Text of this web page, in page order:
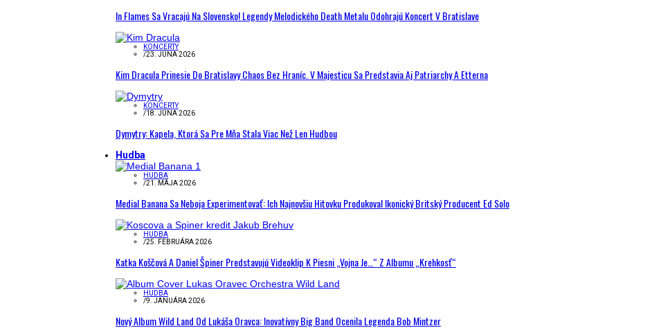
In Flames Sa Vracajú Na Slovensko! Legendy Melodického Death Metalu Odohrajú Koncert V Bratislave
KONCERTY
/23. JÚNA 2026
Kim Dracula Prinesie Do Bratislavy Chaos Bez Hraníc. V Majesticu Sa Predstavia Aj Patriarchy A Etterna
KONCERTY
/18. JÚNA 2026
Dymytry: Kapela, Ktorá Sa Pre Mňa Stala Viac Než Len Hudbou
Hudba
HUDBA
/21. MÁJA 2026
Medial Banana Sa Neboja Experimentovať: Ich Najnovšiu Hitovku Produkoval Ikonický Britský Producent Ed Solo
HUDBA
/25. FEBRUÁRA 2026
Katka Koščová A Daniel Špiner Predstavujú Videoklip K Piesni „Vojna Je…“ Z Albumu „Krehkosť“
HUDBA
/9. JANUÁRA 2026
Nový Album Wild Land Od Lukáša Oravca: Inovatívny Big Band Ocenila Legenda Bob Mintzer